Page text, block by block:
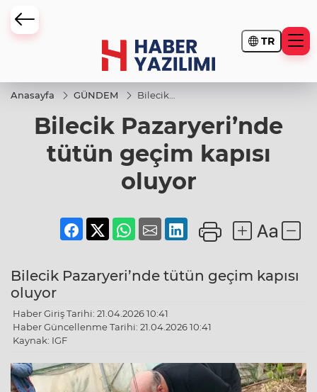
TR
Anasayfa GÜNDEM
Bilecik
kapısı oluyor
Bilecik Pazaryeri’nde
tütün geçim kapısı
oluyor
Bilecik Pazaryeri’nde tütün geçim kapısı
oluyor
Haber Giriş Tarihi: 21.04.2026 10:41
Haber Güncellenme Tarihi: 21.04.2026 10:41
Kaynak: IGF